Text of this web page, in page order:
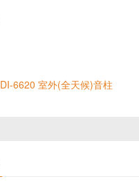
DI-6620 室外(全天候)音柱